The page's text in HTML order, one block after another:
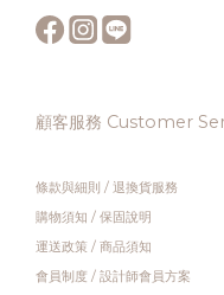
顧客服務 Customer
條款與細則 / 退換貨服務
購物須知 / 保固說明
運送政策 / 商品須知
會員制度 / 設計師會員方案